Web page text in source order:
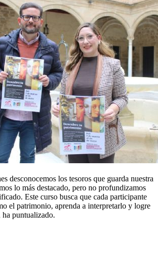
desconocemos los tesoros que guarda nuestra
lo más destacado, pero no profundizamos
Este curso busca que cada participante
el patrimonio, aprenda a interpretarlo y logre
puntualizado.